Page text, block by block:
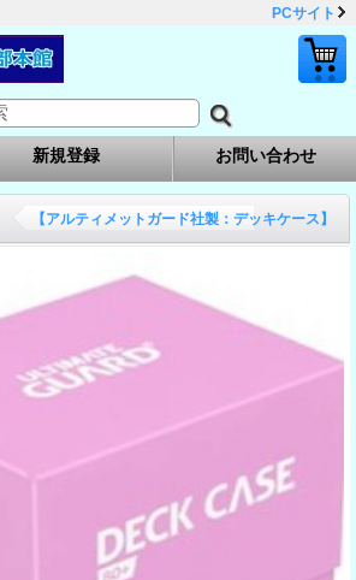
PCサイト
新規登録 お問い合わせ
【アルティメットガード社製：デッキケース】